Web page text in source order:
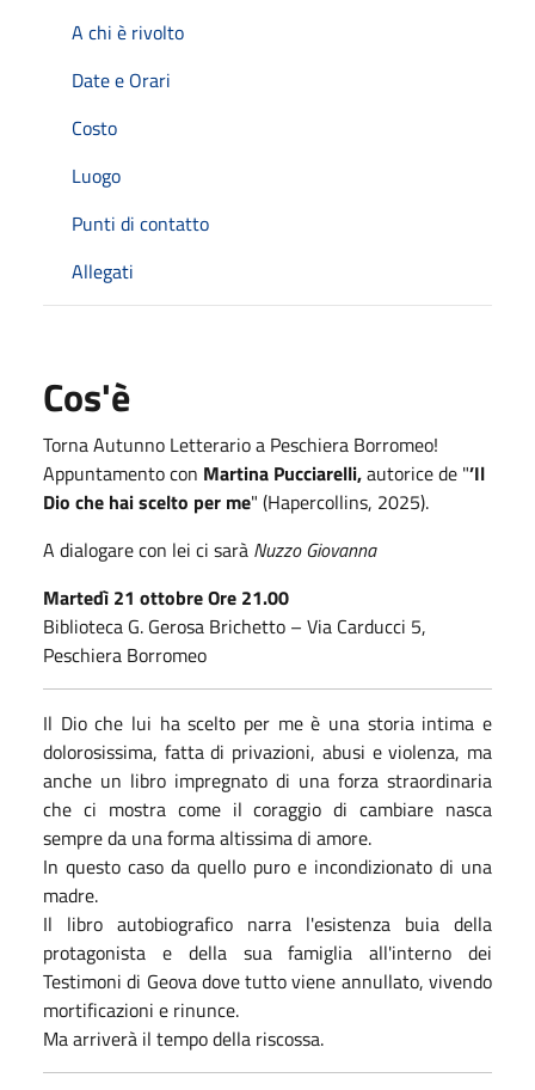
A chi è rivolto
Date e Orari
Costo
Luogo
Punti di contatto
Allegati
Cos'è
Torna Autunno Letterario a Peschiera Borromeo!
Appuntamento con Martina Pucciarelli,autorice de "’Il
Dio che hai scelto per me" (Hapercollins, 2025).
A dialogare con lei ci sarà Nuzzo Giovanna
Martedì 21 ottobreOre 21.00
Biblioteca G. Gerosa Brichetto – Via Carducci 5,
Peschiera Borromeo
Il Dio che lui ha scelto per me è una storia intima e
dolorosissima, fatta di privazioni, abusi e violenza, ma
anche un libro impregnato di una forza straordinaria
che ci mostra come il coraggio di cambiare nasca
sempre da una forma altissima di amore.
In questo caso da quello puro e incondizionato di una
madre.
Il libro autobiografico narra l'esistenza buia della
protagonista e della sua famiglia all'interno dei
Testimoni di Geova dove tutto viene annullato, vivendo
mortificazioni e rinunce.
Ma arriverà il tempo della riscossa.